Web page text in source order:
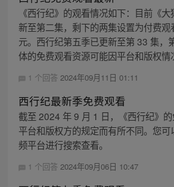
《西行纪》的观看情况如下：目前《
新至第二集，剩下的两集设置为付费观
元。西行纪第五季已更新至第 33 集，
体的免费观看资源可能因平台和版权情
1 个回答 2024年09月11日 01:11
西行纪最新季免费观看
截至 2024 年 9 月 1 日，《西行纪》
平台和版权方的规定而有所不同。您
频平台进行搜索查看。
1 个回答 2024年09月06日 10:47